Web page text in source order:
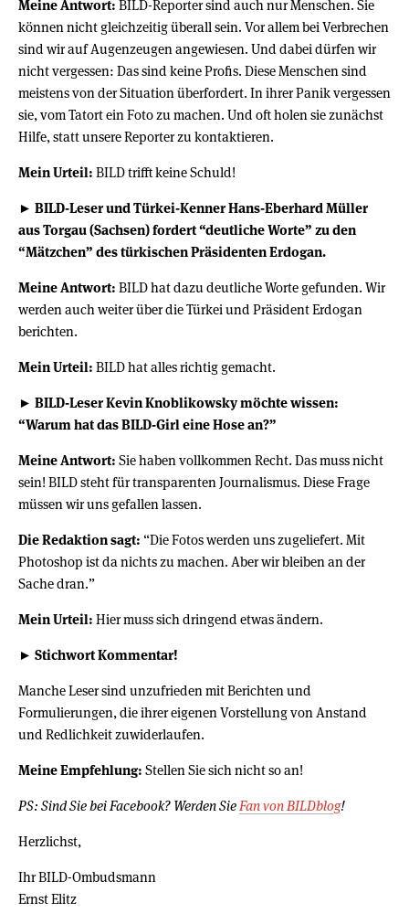
Meine Antwort: BILD-Reporter sind auch nur Menschen. Sie
können nicht gleichzeitig überall sein. Vor allem bei Verbrechen
sind wir auf Augenzeugen angewiesen. Und dabei dürfen wir
nicht vergessen: Das sind keine Profis. Diese Menschen sind
meistens von der Situation überfordert. In ihrer Panik vergessen
sie, vom Tatort ein Foto zu machen. Und oft holen sie zunächst
Hilfe, statt unsere Reporter zu kontaktieren.
Mein Urteil: BILD trifft keine Schuld!
► BILD-Leser und Türkei-Kenner Hans-Eberhard Müller
aus Torgau (Sachsen) fordert “deutliche Worte” zu den
“Mätzchen” des türkischen Präsidenten Erdogan.
Meine Antwort: BILD hat dazu deutliche Worte gefunden. Wir
werden auch weiter über die Türkei und Präsident Erdogan
berichten.
Mein Urteil: BILD hat alles richtig gemacht.
► BILD-Leser Kevin Knoblikowsky möchte wissen:
“Warum hat das BILD-Girl eine Hose an?”
Meine Antwort: Sie haben vollkommen Recht. Das muss nicht
sein! BILD steht für transparenten Journalismus. Diese Frage
müssen wir uns gefallen lassen.
Die Redaktion sagt: “Die Fotos werden uns zugeliefert. Mit
Photoshop ist da nichts zu machen. Aber wir bleiben an der
Sache dran.”
Mein Urteil: Hier muss sich dringend etwas ändern.
► Stichwort Kommentar!
Manche Leser sind unzufrieden mit Berichten und
Formulierungen, die ihrer eigenen Vorstellung von Anstand
und Redlichkeit zuwiderlaufen.
Meine Empfehlung: Stellen Sie sich nicht so an!
PS: Sind Sie bei Facebook? Werden Sie Fan von BILDblog!
Herzlichst,
Ihr BILD-Ombudsmann
Ernst Elitz